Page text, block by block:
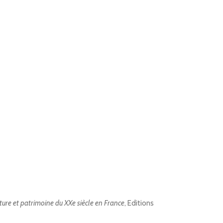
et patrimoine du XXe siècle en France, Editions